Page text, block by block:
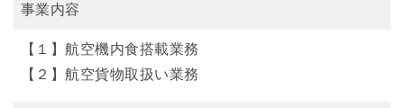
事業内容
【１】航空機内食搭載業務
【２】航空貨物取扱い業務